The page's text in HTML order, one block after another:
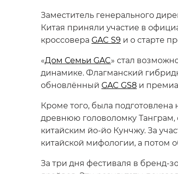
Заместитель генерального
Китая приняли участие в
кроссовера GAC S9 и о старте
«Дом Семьи GAC» стал
динамике. Флагманский
обновлённый GAC GS8 и
Кроме того, была
древнюю головоломку
китайским йо-йо Кунчжу. За
китайской мифологии, а потом
За три дня фестиваля в бренд-